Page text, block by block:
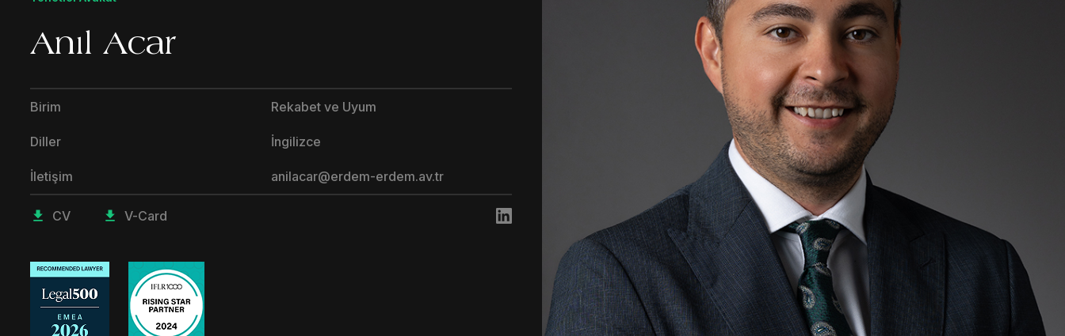
Anıl Acar
Birim Rekabet ve Uyum
Diller İngilizce
İletişim anilacar@erdem-erdem.av.tr
CV V-Card